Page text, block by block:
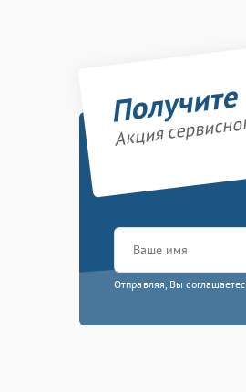
Акция
Отправляя, Вы